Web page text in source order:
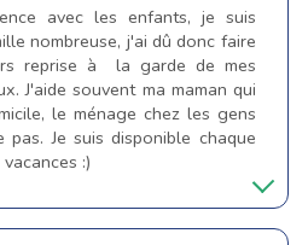
avec les enfants, je suis
nombreuse, j'ai dû donc faire
reprise à la garde de mes
J'aide souvent ma maman qui
le ménage chez les gens
pas. Je suis disponible chaque
:)